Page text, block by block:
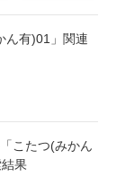
ん有)01」関連
こたつ(みかん
果